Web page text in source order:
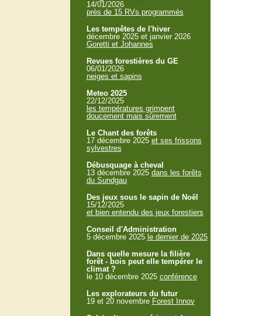
14/01/2026
près de 15 RVs programmés
Les tempêtes de l'hiver
décembre 2025 et janvier 2026
Goretti et Johannes
Revues forestières du GE
06/01/2026
neiges et sapins
Meteo 2025
22/12/2025
les températures grimpent
doucement mais sûrement
Le Chant des forêts
17 décembre 2025 et ses frissons
sylvestres
Débusquage à cheval
13 décembre 2025 dans les forêts
du Sundgau
Des jeux sous le sapin de Noël
15/12/2025
et bien entendu des jeux forestiers
Conseil d'Administration
5 décembre 2025 le dernier de 2025
Dans quelle mesure la filière
forêt - bois peut elle tempérer le
climat ?
le 10 décembre 2025 conférence
Les explorateurs du futur
19 et 20 novembre Forest Innov